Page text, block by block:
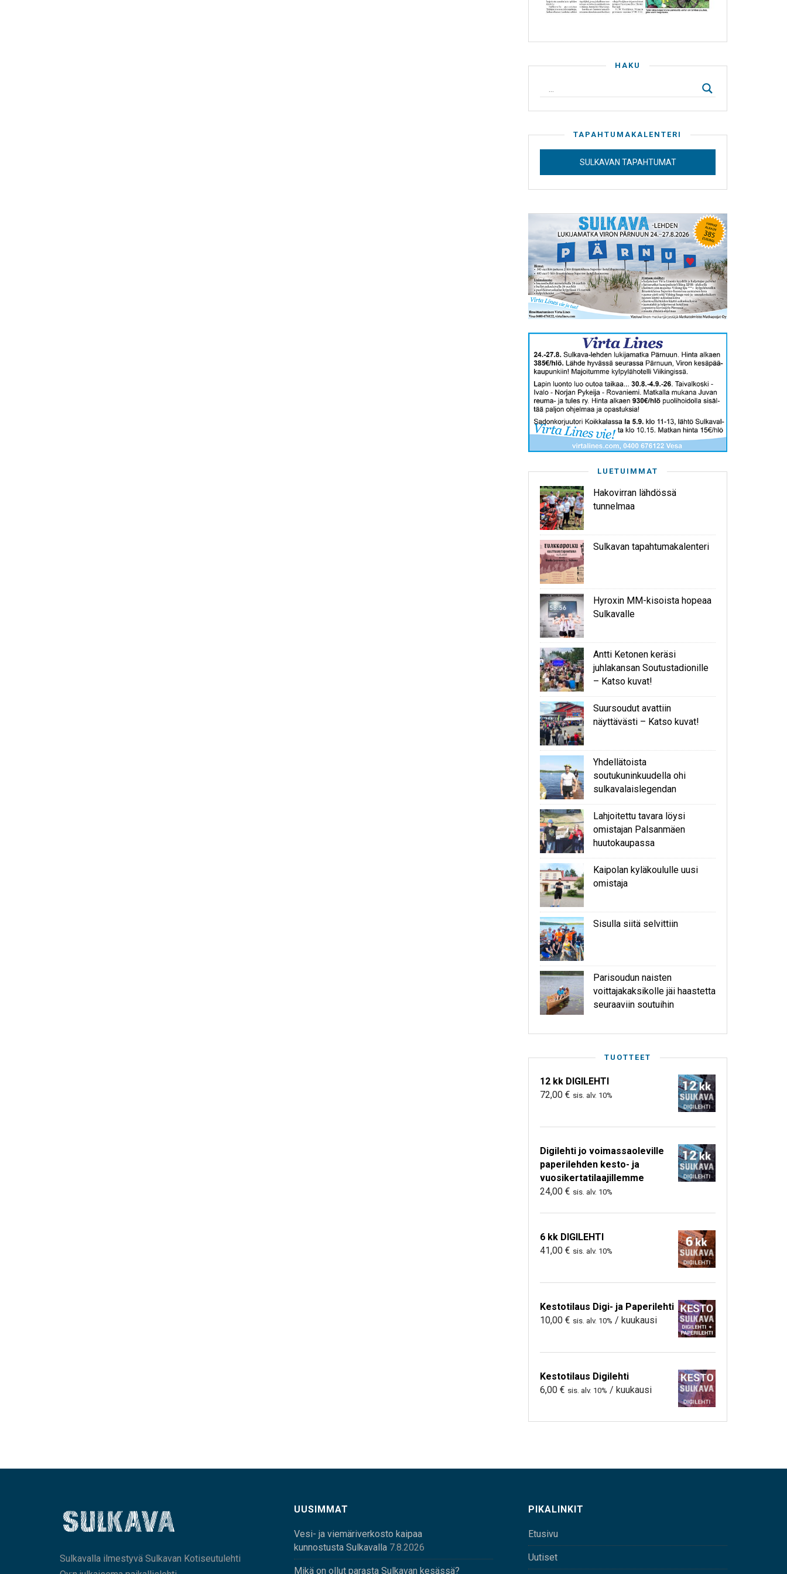
HAKU
TAPAHTUMAKALENTERI
SULKAVAN TAPAHTUMAT
LUETUIMMAT
Hakovirran lähdössä
tunnelmaa
Sulkavan tapahtumakalenteri
Hyroxin MM-kisoista hopeaa
Sulkavalle
Antti Ketonen keräsi
juhlakansan Soutustadionille
– Katso kuvat!
Suursoudut avattiin
näyttävästi – Katso kuvat!
Yhdellätoista
soutukuninkuudella ohi
sulkavalaislegendan
Lahjoitettu tavara löysi
omistajan Palsanmäen
huutokaupassa
Kaipolan kyläkoululle uusi
omistaja
Sisulla siitä selvittiin
Parisoudun naisten
voittajakaksikolle jäi haastetta
seuraaviin soutuihin
TUOTTEET
12 kk DIGILEHTI
72,00 € sis. alv. 10%
Digilehti jo voimassaoleville
paperilehden kesto- ja
vuosikertatilaajillemme
24,00 € sis. alv. 10%
6 kk DIGILEHTI
41,00 € sis. alv. 10%
Kestotilaus Digi- ja Paperilehti
10,00 € sis. alv. 10% / kuukausi
Kestotilaus Digilehti
6,00 € sis. alv. 10% / kuukausi
Sulkavalla ilmestyvä Sulkavan Kotiseutulehti
UUSIMMAT
Vesi- ja viemäriverkosto kaipaa
kunnostusta Sulkavalla 7.8.2026
Mikä on ollut parasta Sulkavan kesässä?
PIKALINKIT
Etusivu
Uutiset